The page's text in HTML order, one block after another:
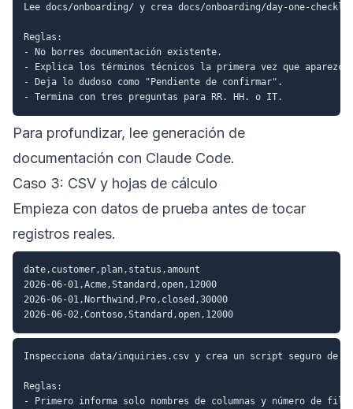
Lee docs/onboarding/ y crea docs/onboarding/day-one-
Reglas:
- No borres documentación existente.
- Explica los términos técnicos la primera vez que
- Deja lo dudoso como "Pendiente de confirmar".
Para profundizar, lee generación de
documentación con Claude Code.
Caso 3: CSV y hojas de cálculo
Empieza con datos de prueba antes de tocar
registros reales.
date, customer, plan, status ,amount
2026-06-01,Acme,Standard ,open, 12000
2026-06-01, Northwind , Pro, closed ,30000
2026-06-02,Contoso,Standard ,open, 12000
Inspecciona data/inquiries.csv y crea un script seguro de
Reglas:
- Primero informa solo nombres de columnas y número de